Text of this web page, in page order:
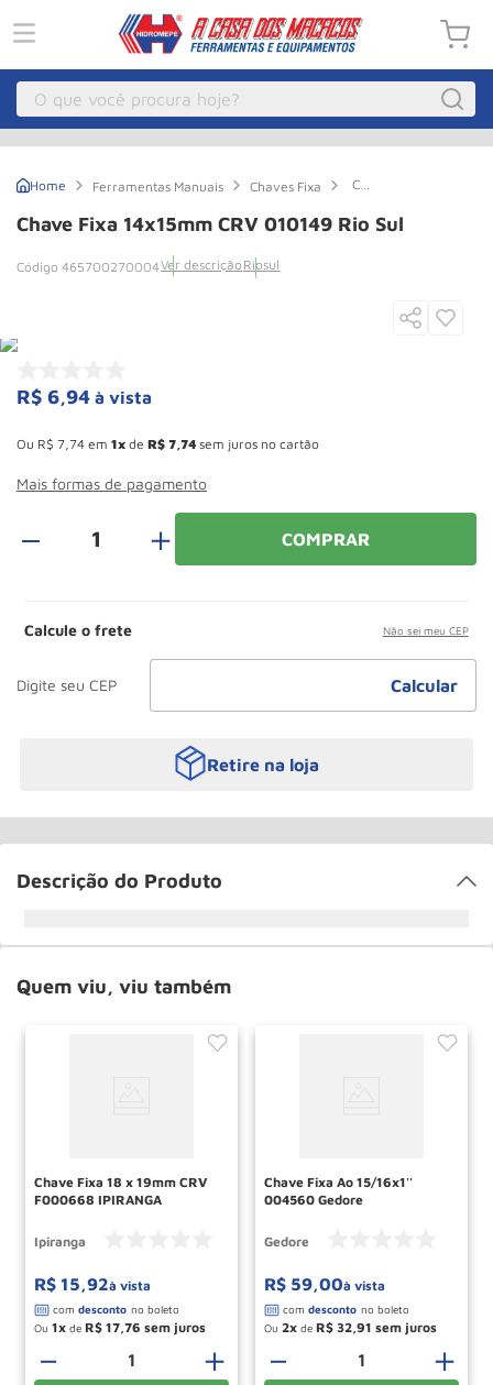
O que você procura hoje?
Ferramentas Manuais Chaves Fixa
Chave
14x15mm
CRV
Chave Fixa 14x15mm CRV 010149 Rio Sul
465700270004Ver descrição Riosul
R$ 6,94 à vista
Ou R$ 7 74 em 1 de R$ 7 74 sem juros no cartão
Mais formas de pagamento
＋ COMPRAR
Calcule o frete Não sei meu CEP
Retire na loja
Descrição do Produto
Quem viu, viu também
Chave Fixa 18 x 19mm CRV
F000668 IPIRANGA
Ipiranga
R$ 15 92à vista
Ou 1 de R$ 17 76
＋
－
Chave Fixa Ao 15/16x1''
004560 Gedore
Gedore
R$ 59 00à vista
Ou 2 de R$ 32 91
＋
－
º Macaco Hidraulico
4º Guincho
7 Macaco